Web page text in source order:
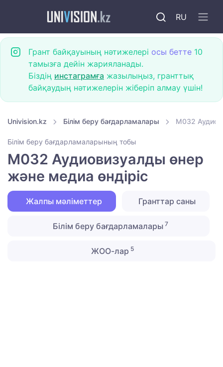
RU
Грант байқауының нәтижелері осы бетте 10
тамызға дейін жарияланады.
Біздің инстаграмға жазылыңыз, гранттық
байқаудың нәтижелерін жіберіп алмау үшін!
Univision.kz Білім беру бағдарламалары M032
Білім беру бағдарламаларының тобы
M032 Аудиовизуалды өнер
және медиа өндіріс
Жалпы мәліметтер Гранттар саны
Білім беру бағдарламалары 7
ЖОО-лар 5